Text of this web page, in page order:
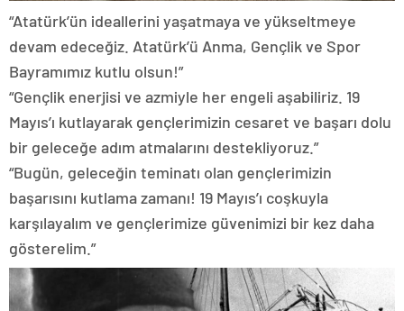
“Atatürk’ün ideallerini yaşatmaya ve yükseltmeye
devam edeceğiz. Atatürk’ü Anma, Gençlik ve Spor
Bayramımız kutlu olsun!”
“Gençlik enerjisi ve azmiyle her engeli aşabiliriz. 19
Mayıs’ı kutlayarak gençlerimizin cesaret ve başarı dolu
bir geleceğe adım atmalarını destekliyoruz.”
“Bugün, geleceğin teminatı olan gençlerimizin
başarısını kutlama zamanı! 19 Mayıs’ı coşkuyla
karşılayalım ve gençlerimize güvenimizi bir kez daha
gösterelim.”